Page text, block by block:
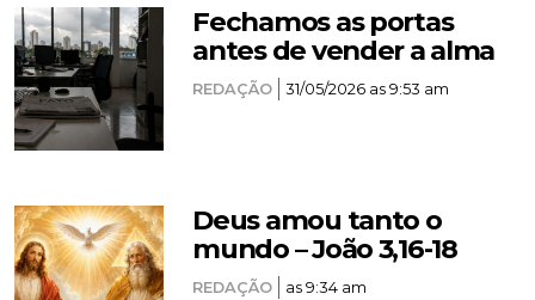
Fechamos as portas
antes de vender a alma
REDAÇÃO 31/05/2026 as 9:53 am
Deus amou tanto o
mundo – João 3,16-18
REDAÇÃO as 9:34 am